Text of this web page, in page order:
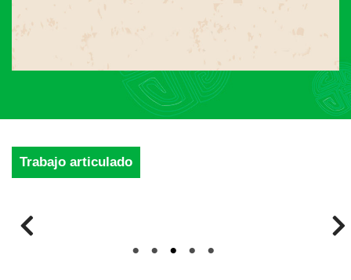
Trabajo articulado